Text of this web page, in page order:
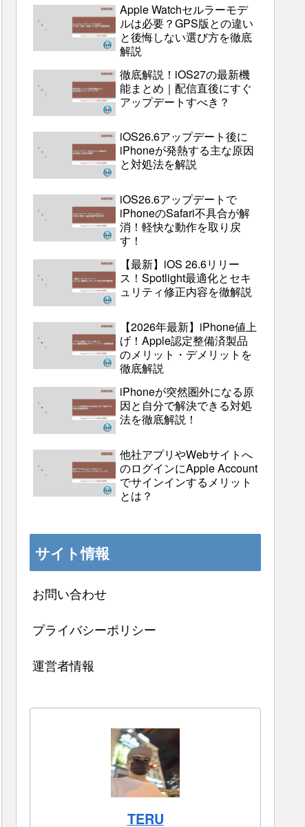
Apple Watchセルラーモデ
ルは必要？GPS版との違い
と後悔しない選び方を徹底
解説
徹底解説！iOS27の最新機
能まとめ｜配信直後にすぐ
アップデートすべき？
iOS26.6アップデート後に
iPhoneが発熱する主な原因
と対処法を解説
iOS26.6アップデートで
iPhoneのSafari不具合が解
消！軽快な動作を取り戻
す！
【最新】iOS 26.6リリー
ス！Spotlight最適化とセキ
ュリティ修正内容を徹解説
【2026年最新】iPhone値上
げ！Apple認定整備済製品
のメリット・デメリットを
徹底解説
iPhoneが突然圏外になる原
因と自分で解決できる対処
法を徹底解説！
他社アプリやWebサイトへ
のログインにApple Account
でサインインするメリット
とは？
サイト情報
お問い合わせ
プライバシーポリシー
運営者情報
TERU